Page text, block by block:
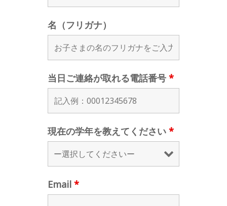
名（フリガナ）
当日ご連絡が取れる電話番号 *
現在の学年を教えてください *
Email *